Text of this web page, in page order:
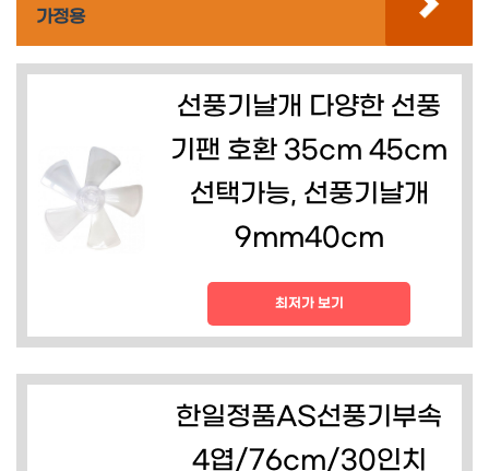
가정용
선풍기날개 다양한 선풍
기팬 호환 35cm 45cm
선택가능, 선풍기날개
9mm40cm
최저가 보기
한일정품AS선풍기부속
4엽/76cm/30인치